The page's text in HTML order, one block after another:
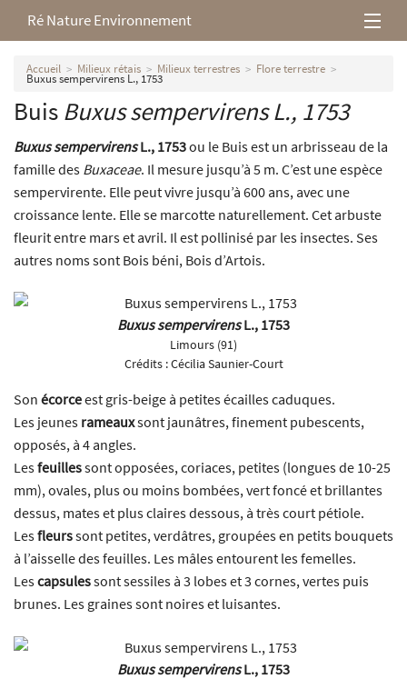
Ré Nature Environnement
L’association
Milieux rétais
Nos parutions
Accueil Milieux rétais Milieux terrestres Flore terrestre
Buxus sempervirens L., 1753
Buis Buxus sempervirensL., 1753
Buxus sempervirensL., 1753ou le Buis est un arbrisseau de la
famille des Buxaceae. Il mesure jusqu’à 5 m. C’est une espèce
sempervirente. Elle peut vivre jusqu’à 600 ans, avec une
croissance lente. Elle se marcotte naturellement. Cet arbuste
fleurit entre mars et avril. Il est pollinisé par les insectes. Ses
autres noms sont Bois béni, Bois d’Artois.
Buxus sempervirensL., 1753
Limours (91)
Crédits :Cécilia Saunier-Court
Son écorceest gris-beige à petites écailles caduques.
Les jeunes rameauxsont jaunâtres, finement pubescents,
opposés, à 4 angles.
Lesfeuillessont opposées, coriaces, petites (longues de 10-25
mm), ovales, plus ou moins bombées, vert foncé et brillantes
dessus, mates et plus claires dessous, à très court pétiole.
Lesfleurssont petites, verdâtres, groupées en petits bouquets
à l’aisselle des feuilles. Les mâles entourent les femelles.
Lescapsulessont sessiles à 3 lobes et 3 cornes, vertes puis
brunes. Les graines sont noires et luisantes.
Buxus sempervirensL., 1753